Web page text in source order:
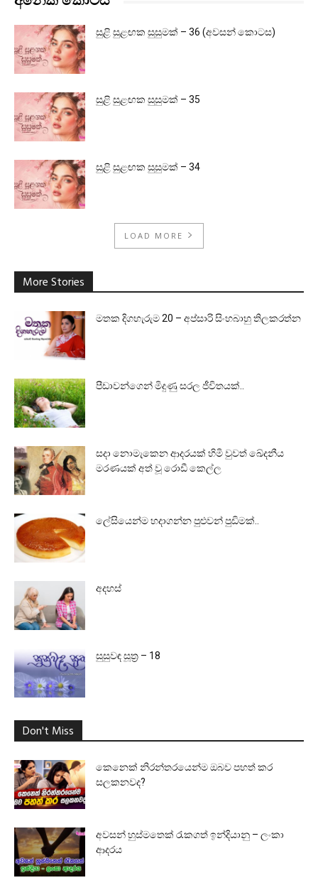
සුළි සුළඟක සුසුමක් – 36 (අවසන් කොටස)
සුළි සුළඟක සුසුමක් – 35
සුළි සුළඟක සුසුමක් – 34
LOAD MORE
More Stories
මතක දිගහැරුම 20 – අප්සාරි සිංහබාහු තිලකරත්න
පීඩාවන්ගෙන් මිදුණු සරල ජීවිතයක්..
සදා නොමැකෙන ආදරයක් හිමි වුවත් ඛේදනීය
මරණයක් අත් වූ රොඩී කෙල්ල
ලේසියෙන්ම හදාගන්න පුළුවන් පුඩිමක්..
අදහස්
සුසුවඳ සූත්‍ර – 18
Don't Miss
කෙනෙක් නිරන්තරයෙන්ම ඔබව පහත් කර
සලකනවද?
අවසන් හුස්මතෙක් රැකගත් ඉන්දියානු – ලංකා
ආදරය